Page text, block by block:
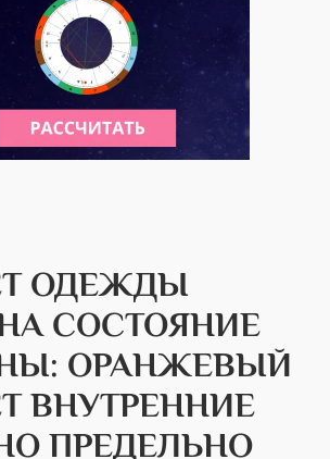
ОДЕЖДЫ
СОСТОЯНИЕ
ОРАНЖЕВЫЙ
ВНУТРЕННИЕ
ПРЕДЕЛЬНО